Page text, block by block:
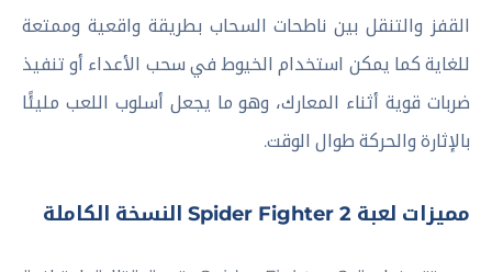
القفز والتنقل بين ناطحات السحاب بطريقة واقعية وممتعة
للغاية كما يمكن استخدام الخيوط في سحب الأعداء أو تنفيذ
ضربات قوية أثناء المعارك، وهو ما يجعل أسلوب اللعب مليئًا
بالإثارة والحركة طوال الوقت.
مميزات لعبة Spider Fighter 2 النسخة الكاملة